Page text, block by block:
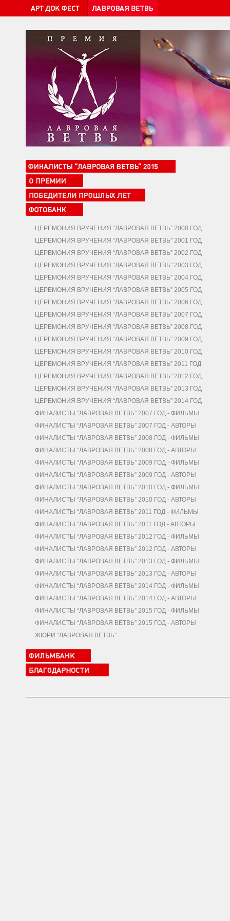
ЦЕРЕМОНИЯ ВРУЧЕНИЯ “ЛАВРОВАЯ ВЕТВЬ” 2000 ГОД
ЦЕРЕМОНИЯ ВРУЧЕНИЯ “ЛАВРОВАЯ ВЕТВЬ” 2001 ГОД
ЦЕРЕМОНИЯ ВРУЧЕНИЯ “ЛАВРОВАЯ ВЕТВЬ” 2002 ГОД
ЦЕРЕМОНИЯ ВРУЧЕНИЯ “ЛАВРОВАЯ ВЕТВЬ” 2003 ГОД
ЦЕРЕМОНИЯ ВРУЧЕНИЯ “ЛАВРОВАЯ ВЕТВЬ” 2004 ГОД
ЦЕРЕМОНИЯ ВРУЧЕНИЯ “ЛАВРОВАЯ ВЕТВЬ” 2005 ГОД
ЦЕРЕМОНИЯ ВРУЧЕНИЯ “ЛАВРОВАЯ ВЕТВЬ” 2006 ГОД
ЦЕРЕМОНИЯ ВРУЧЕНИЯ “ЛАВРОВАЯ ВЕТВЬ” 2007 ГОД
ЦЕРЕМОНИЯ ВРУЧЕНИЯ “ЛАВРОВАЯ ВЕТВЬ” 2008 ГОД
ЦЕРЕМОНИЯ ВРУЧЕНИЯ “ЛАВРОВАЯ ВЕТВЬ” 2009 ГОД
ЦЕРЕМОНИЯ ВРУЧЕНИЯ “ЛАВРОВАЯ ВЕТВЬ” 2010 ГОД
ЦЕРЕМОНИЯ ВРУЧЕНИЯ “ЛАВРОВАЯ ВЕТВЬ” 2011 ГОД
ЦЕРЕМОНИЯ ВРУЧЕНИЯ “ЛАВРОВАЯ ВЕТВЬ” 2012 ГОД
ЦЕРЕМОНИЯ ВРУЧЕНИЯ “ЛАВРОВАЯ ВЕТВЬ” 2013 ГОД
ЦЕРЕМОНИЯ ВРУЧЕНИЯ “ЛАВРОВАЯ ВЕТВЬ” 2014 ГОД
ФИНАЛИСТЫ “ЛАВРОВАЯ ВЕТВЬ” 2007 ГОД - ФИЛЬМЫ
ФИНАЛИСТЫ “ЛАВРОВАЯ ВЕТВЬ” 2007 ГОД - АВТОРЫ
ФИНАЛИСТЫ “ЛАВРОВАЯ ВЕТВЬ” 2008 ГОД - ФИЛЬМЫ
ФИНАЛИСТЫ “ЛАВРОВАЯ ВЕТВЬ” 2008 ГОД - АВТОРЫ
ФИНАЛИСТЫ “ЛАВРОВАЯ ВЕТВЬ” 2009 ГОД - ФИЛЬМЫ
ФИНАЛИСТЫ “ЛАВРОВАЯ ВЕТВЬ” 2009 ГОД - АВТОРЫ
ФИНАЛИСТЫ “ЛАВРОВАЯ ВЕТВЬ” 2010 ГОД - ФИЛЬМЫ
ФИНАЛИСТЫ “ЛАВРОВАЯ ВЕТВЬ” 2010 ГОД - АВТОРЫ
ФИНАЛИСТЫ “ЛАВРОВАЯ ВЕТВЬ” 2011 ГОД - ФИЛЬМЫ
ФИНАЛИСТЫ “ЛАВРОВАЯ ВЕТВЬ” 2011 ГОД - АВТОРЫ
ФИНАЛИСТЫ “ЛАВРОВАЯ ВЕТВЬ” 2012 ГОД - ФИЛЬМЫ
ФИНАЛИСТЫ “ЛАВРОВАЯ ВЕТВЬ” 2012 ГОД - АВТОРЫ
ФИНАЛИСТЫ “ЛАВРОВАЯ ВЕТВЬ” 2013 ГОД - ФИЛЬМЫ
ФИНАЛИСТЫ “ЛАВРОВАЯ ВЕТВЬ” 2013 ГОД - АВТОРЫ
ФИНАЛИСТЫ “ЛАВРОВАЯ ВЕТВЬ” 2014 ГОД - ФИЛЬМЫ
ФИНАЛИСТЫ “ЛАВРОВАЯ ВЕТВЬ” 2014 ГОД - АВТОРЫ
ФИНАЛИСТЫ “ЛАВРОВАЯ ВЕТВЬ” 2015 ГОД - ФИЛЬМЫ
ФИНАЛИСТЫ “ЛАВРОВАЯ ВЕТВЬ” 2015 ГОД - АВТОРЫ
ЖЮРИ “ЛАВРОВАЯ ВЕТВЬ”